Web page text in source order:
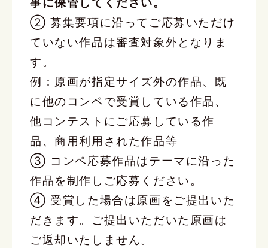
② 募集要項に沿ってご応募いただけ
ていない作品は審査対象外となりま
す。
例：原画が指定サイズ外の作品、既
に他のコンペで受賞している作品、
他コンテストにご応募している作
品、商用利用された作品等
③ コンペ応募作品はテーマに沿った
作品を制作しご応募ください。
④ 受賞した場合は原画をご提出いた
だきます。ご提出いただいた原画は
ご返却いたしません。